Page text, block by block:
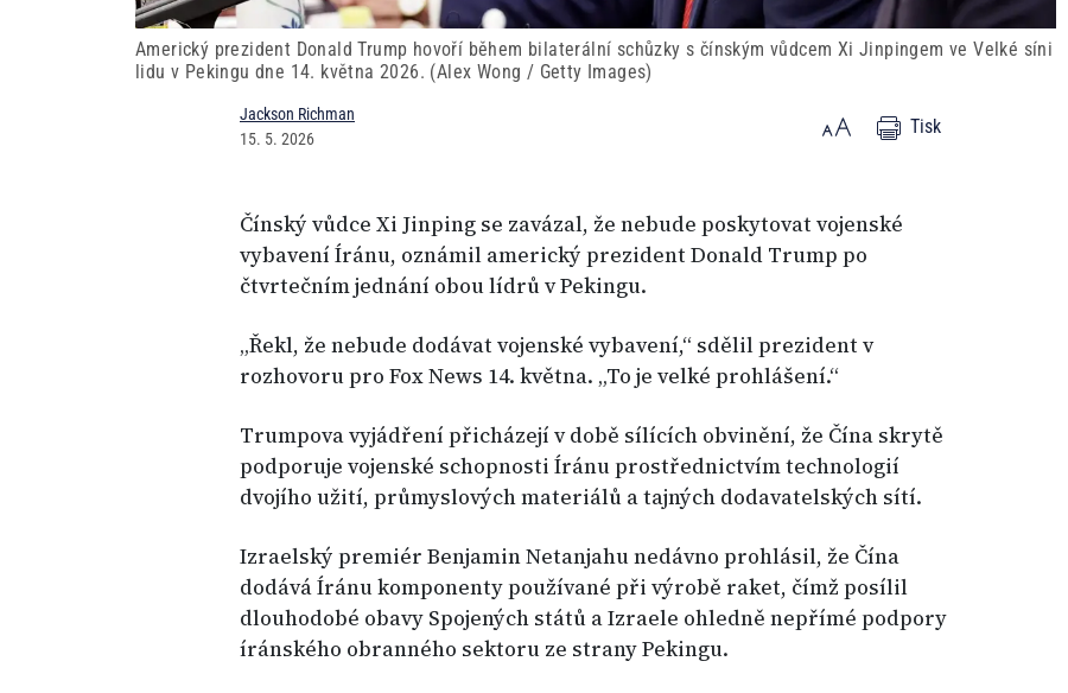
Americký prezident Donald Trump hovoří během bilaterální schůzky s čínským vůdcem Xi Jinpingem ve Velké síni
lidu v Pekingu dne 14. května 2026. (Alex Wong / Getty Images)
Jackson Richman
15. 5. 2026
Tisk
Čínský vůdce Xi Jinping se zavázal, že nebude poskytovat vojenské
vybavení Íránu, oznámil americký prezident Donald Trump po
čtvrtečním jednání obou lídrů v Pekingu.
„Řekl, že nebude dodávat vojenské vybavení,“ sdělil prezident v
rozhovoru pro Fox News 14. května. „To je velké prohlášení.“
Trumpova vyjádření přicházejí v době sílících obvinění, že Čína skrytě
podporuje vojenské schopnosti Íránu prostřednictvím technologií
dvojího užití, průmyslových materiálů a tajných dodavatelských sítí.
Izraelský premiér Benjamin Netanjahu nedávno prohlásil, že Čína
dodává Íránu komponenty používané při výrobě raket, čímž posílil
dlouhodobé obavy Spojených států a Izraele ohledně nepřímé podpory
íránského obranného sektoru ze strany Pekingu.